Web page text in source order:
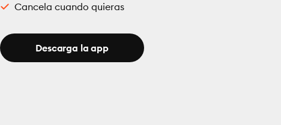
Cancela cuando quieras
Descarga la app